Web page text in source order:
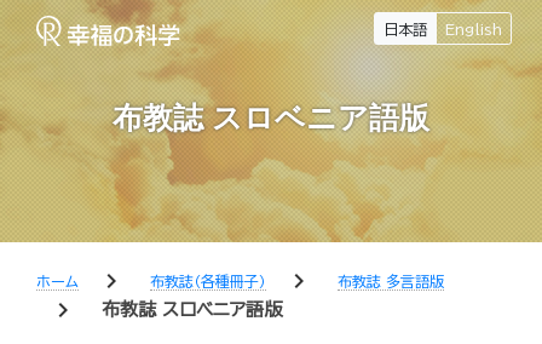
日本語 English
布教誌 スロベニア語版
ホーム chevron_right 布教誌（各種冊子） chevron_right 布教誌 多言語版
chevron_right 布教誌 スロベニア語版